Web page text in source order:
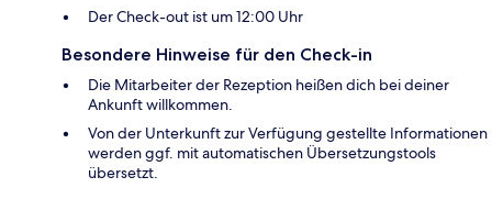
Der Check-out ist um 12:00 Uhr
Besondere Hinweise für den Check-in
Die Mitarbeiter der Rezeption heißen dich bei deiner
Ankunft willkommen.
Von der Unterkunft zur Verfügung gestellte Informationen
werden ggf. mit automatischen Übersetzungstools
übersetzt.